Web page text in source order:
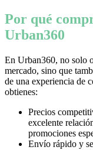
Por qué
Urban360
En Urban360, no solo
mercado, sino que
de una experiencia de
obtienes:
Precios
excelente
promociones
Envío rápido y